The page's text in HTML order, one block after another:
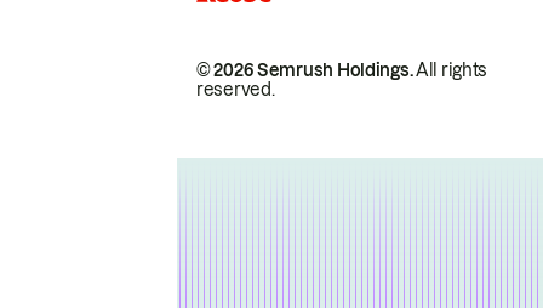
© 2026 Semrush Holdings.All rights
reserved.